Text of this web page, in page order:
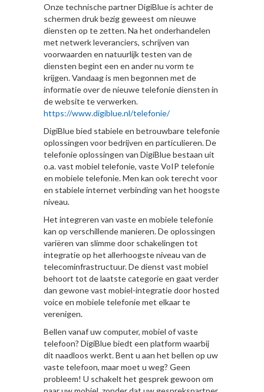
Onze technische partner DigiBlue is achter de
schermen druk bezig geweest om nieuwe
diensten op te zetten. Na het onderhandelen
met netwerk leveranciers, schrijven van
voorwaarden en natuurlijk testen van de
diensten begint een en ander nu vorm te
krijgen. Vandaag is men begonnen met de
informatie over de nieuwe telefonie diensten in
de website te verwerken.
https://www.digiblue.nl/telefonie/
DigiBlue bied stabiele en betrouwbare telefonie
oplossingen voor bedrijven en particulieren. De
telefonie oplossingen van DigiBlue bestaan uit
o.a. vast mobiel telefonie, vaste VoIP telefonie
en mobiele telefonie. Men kan ook terecht voor
en stabiele internet verbinding van het hoogste
niveau.
Het integreren van vaste en mobiele telefonie
kan op verschillende manieren. De oplossingen
variëren van slimme door schakelingen tot
integratie op het allerhoogste niveau van de
telecominfrastructuur. De dienst vast mobiel
behoort tot de laatste categorie en gaat verder
dan gewone vast mobiel-integratie door hosted
voice en mobiele telefonie met elkaar te
verenigen.
Bellen vanaf uw computer, mobiel of vaste
telefoon? DigiBlue biedt een platform waarbij
dit naadloos werkt. Bent u aan het bellen op uw
vaste telefoon, maar moet u weg? Geen
probleem! U schakelt het gesprek gewoon om